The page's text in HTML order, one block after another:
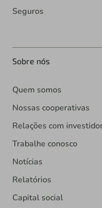
Seguros
Sobre nós
Quem somos
Nossas cooperativas
Relações com
Trabalhe conosco
Notícias
Relatórios
Capital social